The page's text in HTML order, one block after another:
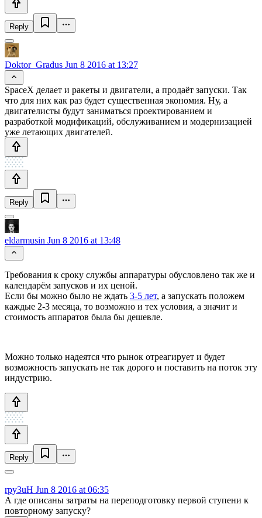
Reply
Doktor_Gradus Jun 8 2016 at 13:27
SpaceX делает и ракеты и двигатели, а продаёт запуски. Так
что для них как раз будет существенная экономия. Ну, а
двигателисты будут заниматься проектированием и
разработкой модификаций, обслуживанием и модернизацией
уже летающих двигателей.
Reply
eldarmusin Jun 8 2016 at 13:48
Требования к сроку службы аппаратуры обусловлено так же и
календарём запусков и их ценой.
Если бы можно было не ждать 3-5 лет, а запускать положем
каждые 2-3 месяца, то возможно и тех условия, а значит и
стоимость аппаратов была бы дешевле.
Можно только надеятся что рынок отреагирует и будет
возможность запускать не так дорого и поставить на поток эту
индустрию.
Reply
rpy3uH Jun 8 2016 at 06:35
А где описаны затраты на переподготовку первой ступени к
повторному запуску?